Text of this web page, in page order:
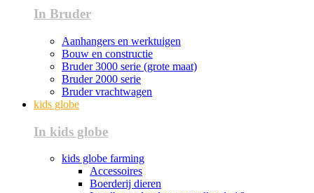
In Bruder
Aanhangers en werktuigen
Bouw en constructie
Bruder 3000 serie (grote maat)
Bruder 2000 serie
Bruder vrachtwagen
kids globe
In kids globe
kids globe farming
Accessoires
Boerderij dieren